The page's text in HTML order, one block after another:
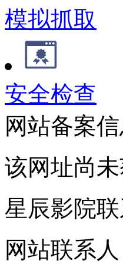
模拟抓取
安全检查
网站备案
该网址尚
星辰影院
网站联系